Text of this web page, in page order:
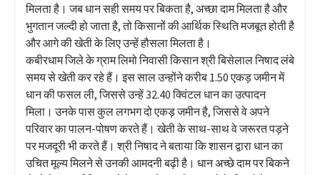
मिलता है। जब धान सही समय पर बिकता है, अच्छा दाम मिलता है और
भुगतान जल्दी हो जाता है, तो किसानों की आर्थिक स्थिति मजबूत होती है
और आगे की खेती के लिए उन्हें हौसला मिलता है।
कबीरधाम जिले के ग्राम लिमो निवासी किसान श्री बिसेलाल निषाद लंबे
समय से खेती कर रहे हैं। इस साल उन्होंने करीब 1.50 एकड़ जमीन में
धान की फसल ली, जिससे उन्हें 32.40 क्विंटल धान का उत्पादन
मिला। उनके पास कुल लगभग दो एकड़ जमीन है, जिससे वे अपने
परिवार का पालन-पोषण करते हैं। खेती के साथ-साथ वे जरूरत पड़ने
पर मजदूरी भी करते हैं। श्री निषाद ने बताया कि शासन द्वारा धान का
उचित मूल्य मिलने से उनकी आमदनी बढ़ी है। धान अच्छे दाम पर बिकने